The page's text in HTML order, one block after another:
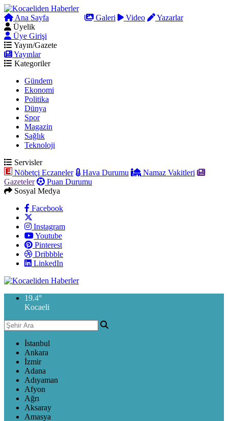
Ana Sayfa Galeri Video
Yazarlar
Üyelik
Üye Girişi
Yayın/Gazete
Yayınlar
Kategoriler
Gündem
Ekonomi
Politika
Dünya
Spor
Magazin
Sağlık
Teknoloji
Servisler
Nöbetçi Eczaneler
Hava Durumu
Namaz Vakitleri
Gazeteler
Puan Durumu
Sosyal Medya
Facebook
Instagram
Youtube
Pinterest
Dribbble
LinkedIn
19.4°
Kocaeli
İstanbul
Ankara
İzmir
Adana
Adıyaman
Afyon
Ağrı
Aksaray
Amasya